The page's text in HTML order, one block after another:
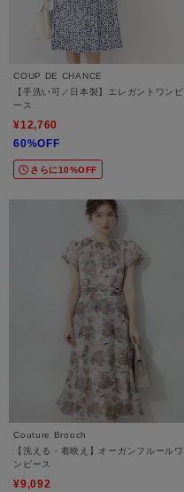
COUP DE CHANCE
【手洗い可／日本製】エレガントワンピ
ース
¥12,760
60%OFF
さらに10%OFF
Couture Brooch
【洗える・着映え】オーガンフルールワ
ンピース
¥9,092